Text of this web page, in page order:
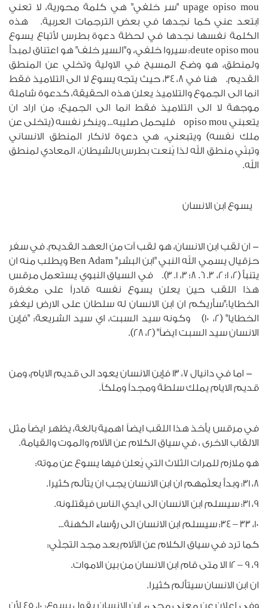
upage opiso mou "سر خلفي" هي كلمة محورية، لا تعني
ابتعد عني كما نجدها في بعض الترجمات العربية. هذه
الكلمة نفسها نجدها في لحظة دعوة بطرس لأتباع يسوع
deute opiso mou: سيروا خلفي، و"السير خلف" هو اعتناق لمبدأ
ولمنطق، هو وضع المسيح في الاولية وتخلي عن المنطق
القديم. هنا في 8، 34، حيث يتجه يسوع لا الى التلاميذ فقط
انما الى الجموع والتلاميذ يعلن هذه الحقيقة، كدعوة شاملة
موجهة لا الى التلاميذ فقط انما الى الجميع: من اراد ان
يتعبني opiso mou فليحمل صليبه... وينكر نفسه (يتخلى عن
ملك نفسه) ويتبعني، هي دعوة لانكار المنطق الانساني
وتبنّي منطق الله لذا يُنعت بطرس بالشيطان، المعادي لمنطق
الله.
يسوع ابن الانسان
- ان لقب ابن الانسان، هو لقب آت من العهد القديم. في سفر
حزقيال يسمي الله النبي "ابن البشر" Ben Adam ويطلب منه ان
يتنبأ (2، 1؛ 2، 3. 6. 8؛ 3، 1. 3). في السياق النبوي يستعمل مرقس
هذا اللقب حين يعلن يسوع نفسه قادراً على مغفرة
الخطايا:"سأريكم ان ابن الانسان له سلطان على الارض ليغفر
الخطايا" (2، 10) وكونه سيد السبت، اي سيد الشريعة: "فإبن
الانسان سيد السبت ايضاً" (2، 28).
- اما في دانيال 7، 13 فإبن الانسان يعود الى قديم الايام، ومن
قديم الايام يملك سلطة ومجداً وملكاً.
في مرقس يأخذ هذا اللقب ايضاً اهمية بالغة، يظهر ايضاً مثل
الالقاب الاخرى ، في سياق الكلام عن الآلام والموت والقيامة.
هو ملازم للمرات الثلاث التي يُعلن فيها يسوع عن موته:
8، 31: وبدأ يعلّمهم ان ابن الانسان يجب ان يتألم كثيرا.
9، 31: سيسلم ابن الانسان الى ايدي الناس فيقتلونه.
10، 33 – 34: سيسلم ابن الانسان الى رؤساء الكهنة...
كما ترد في سياق الكلام عن الآلام بعد مجد التجلّي:
9، 9 – 12 الا متى قام ابن الانسان من بين الاموات.
ان ابن الانسان سيتألم كثيرا.
وفي اعلان عن معنى مجيء ابن الانسان يقول يسوع: 10، 45 لأن